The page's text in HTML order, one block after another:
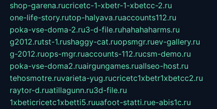
shop-garena.rucricetc-1-xbetr-1-xbetcc-2.ru
one-life-story.rutop-halyava.ruaccounts112.ru
poka-vse-doma-2.ru3-d-file.ruhahahaharms.ru
g2012.rutst-1.rushaggy-cat.ruopsmgr.ruev-gallery.ru
g-2012.ruops-mgr.ruaccounts-112.rucsm-demo.ru
poka-vse-doma2.ruairgungames.ruallseo-host.ru
tehosmotre.ruvarieta-yug.rucricetc1xbetr1xbetcc2.ru
raytor-d.ruatillagunn.ru3d-file.ru
1xbeticricetc1xbetti5.ruuafoot-statti.rue-abis1c.ru